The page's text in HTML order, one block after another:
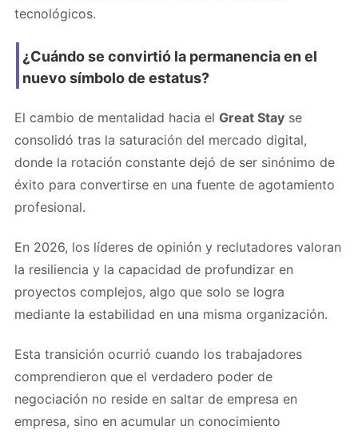
tecnológicos.
¿Cuándo se convirtió la permanencia en el
nuevo símbolo de estatus?
El cambio de mentalidad hacia el Great Stay se
consolidó tras la saturación del mercado digital,
donde la rotación constante dejó de ser sinónimo de
éxito para convertirse en una fuente de agotamiento
profesional.
En 2026, los líderes de opinión y reclutadores valoran
la resiliencia y la capacidad de profundizar en
proyectos complejos, algo que solo se logra
mediante la estabilidad en una misma organización.
Esta transición ocurrió cuando los trabajadores
comprendieron que el verdadero poder de
negociación no reside en saltar de empresa en
empresa, sino en acumular un conocimiento